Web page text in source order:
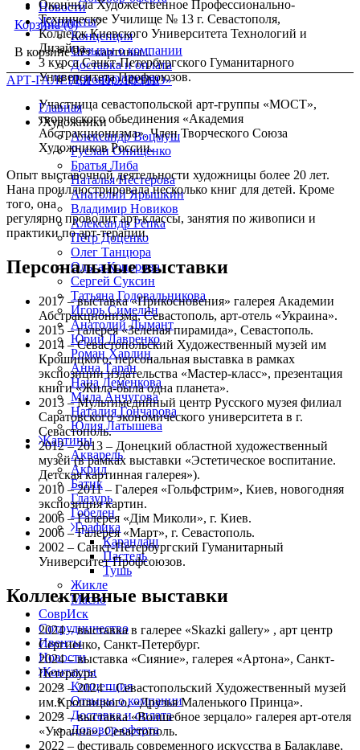
Корзина (0)
В корзине нет картины...
АРТ-ГАЛЕРЕЯ «ПОЛОТНО»
Главная
Художники
Александр Воцмуш
Руслан Онищенко
Братья Либа
Наталья Нестерова
Анатолий Ярышкин
Владимир Новиков
Александр Репка
Пётр Доценко
Олег Танцюра
Ольга Конорова
Сергей Суксин
Татьяна Годовальникова
Игорь Симелин
Анатолий Дымант
Юрий Лавренко
Роман Хардин
Анна Таран
Нана Деменкова
Мила Анчугова
Наталия Гончарова
Юлия Латышева
Картины
Акварель
Акрил
Батик
Глазурь
Гобелен
Графика
Карандаш
Пастель
Тушь
Жикле
Масло
СоврИск
Сотрудничество
Ивенты
Новости
Контакты
Концепция
Отзывы о компании
Доставка и оплата
Договор-оферта
Новости
Контакты
Концепция
Отзывы о компании
Доставка и оплата
Договор-оферта
Окончила Художественное Профессионально-
Техническое Училище № 13 г. Севастополя,
Колледж Киевского Университета Технологий и
Дизайна,
3 курса Санкт-Петербургского Гуманитарного
Университета Профсоюзов.
Участница севастопольской арт-группы «МОСТ»,
творческого обьединения «Академия
Абстракционизма». Член Творческого Союза
Художников России.
Опыт выставочной деятельности художницы более 20 лет.
Нана проиллюстрировала несколько книг для детей. Кроме
того, она
регулярно проводит арт-классы, занятия по живописи и
практики по арт-терапии.
Персональные выставки
2017 – выставка «Прикосновения» галерея Академии
Абстракционизма, Севастополь, арт-отель «Украина».
2015 – галерея «Зеленая пирамида», Севастополь.
2014 – Севастопольский Художественный музей им
Крошицкого, персональная выставка в рамках
экспозиции издательства «Мастер-класс», презентация
книги «Жила-была одна планета».
2013 – Мультимедийный центр Русского музея филиал
Саратовского экономического университета в г.
Севастополь.
2012 – 2013 – Донецкий областной художественный
музей (в рамках выставки «Эстетическое воспитание.
Детская картинная галерея»).
2010 – 2011 – Галерея «Гольфстрим», Киев, новогодняя
экспозиция картин.
2006 – Галерея «Дім Миколи», г. Киев.
2006 – Галерея «Март», г. Севастополь.
2002 – Санкт-Петербургский Гуманитарный
Университет Профсоюзов.
Коллективные выставки
2024 – выставка в галерее «Skazki gallery» , арт центр
Сергиенко, Санкт-Петербург.
2024 – выставка «Сияние», галерея «Артона», Санкт-
Петербург.
2023 – 2024 – Севастопольский Художественный музей
им.Крошицкого, «Друзья Маленького Принца».
2023 – выставка «Волшебное зерцало» галерея арт-отеля
«Украина», Севастополь.
2022 – фестиваль современного искусства в Балаклаве,